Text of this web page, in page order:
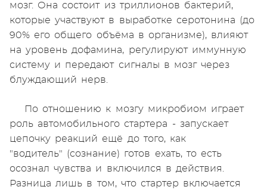
мозг. Она состоит из триллионов бактерий,
которые участвуют в выработке серотонина (до
90% его общего объёма в организме), влияют
на уровень дофамина, регулируют иммунную
систему и передают сигналы в мозг через
блуждающий нерв.
По отношению к мозгу микробиом играет
роль автомобильного стартера - запускает
цепочку реакций ещё до того, как
"водитель" (сознание) готов ехать, то есть
осознал чувства и включился в действия.
Разница лишь в том, что стартер включается